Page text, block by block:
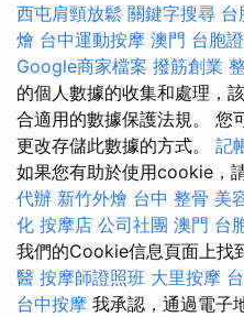
西屯肩頸放鬆 關鍵字搜尋 台
燴 台中運動按摩 澳門 台胞證
Google商家檔案 撥筋創業
的個人數據的收集和處理，
合適用的數據保護法規。 您
更改存儲此數據的方式。 記
如果您有助於使用cookie，
代辦 新竹外燴 台中 整骨 美
化 按摩店 公司社團 澳門 台
我們的Cookie信息頁面上找
醫 按摩師證照班 大里按摩
台中按摩 我承認，通過電子